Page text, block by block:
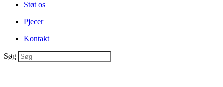
Støt os
Pjecer
Kontakt
Søg